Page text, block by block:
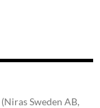
(Niras Sweden AB,